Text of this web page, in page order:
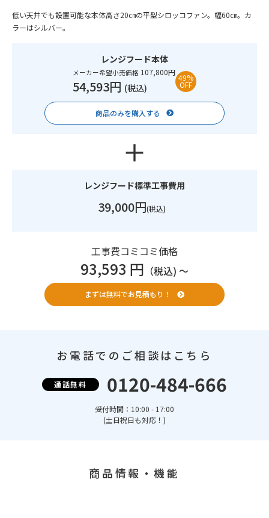
低い天井でも設置可能な本体高さ20㎝の平型シロッコファン。幅60㎝。カ
ラーはシルバー。
レンジフード本体
メーカー希望小売価格 107,800円
54,593円 (税込)
49%
OFF
商品のみを購入する
レンジフード標準工事費用
39,000円(税込)
工事費コミコミ価格
93,593 円 （税込) 〜
まずは無料でお見積もり！
お電話でのご相談はこちら
通話無料 0120-484-666
受付時間：10:00 - 17:00
(土日祝日も対応！)
商品情報・機能